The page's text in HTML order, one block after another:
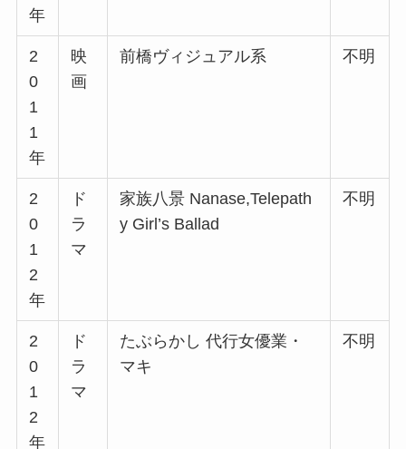
年
2
0
1
1
年
映
画
前橋ヴィジュアル系 不明
2
0
1
2
年
ド
ラ
マ
家族八景 Nanase,Telepath
y Girl’s Ballad
不明
2
0
1
2
年
ド
ラ
マ
たぶらかし 代行女優業・
マキ
不明